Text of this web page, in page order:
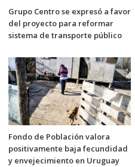
Grupo Centro se expresó a favor
del proyecto para reformar
sistema de transporte público
Fondo de Población valora
positivamente baja fecundidad
y envejecimiento en Uruguay